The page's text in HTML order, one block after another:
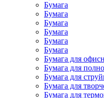
Бумага
Бумага
Бумага
Бумага
Бумага
Бумага
Бумага для
Бумага для
Бумага для
Бумага для
Бумага для